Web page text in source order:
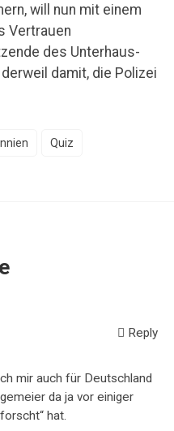
will nun mit einem
Vertrauen
des Unterhaus-
damit, die Polizei
Quiz
mir auch für Deutschland
da ja vor einiger
hat.
Reply